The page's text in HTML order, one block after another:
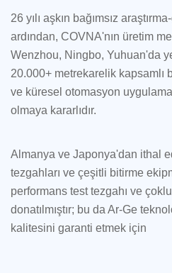
26 yılı aşkın bağımsız
ardından, COVNA'nın üretim
Wenzhou, Ningbo, Yuhuan'da
20.000+ metrekarelik kapsamlı
ve küresel otomasyon uygulama
olmaya kararlıdır.
Almanya ve Japonya'dan ithal
tezgahları ve çeşitli bitirme
performans test tezgahı ve
donatılmıştır; bu da Ar-Ge
kalitesini garanti etmek için